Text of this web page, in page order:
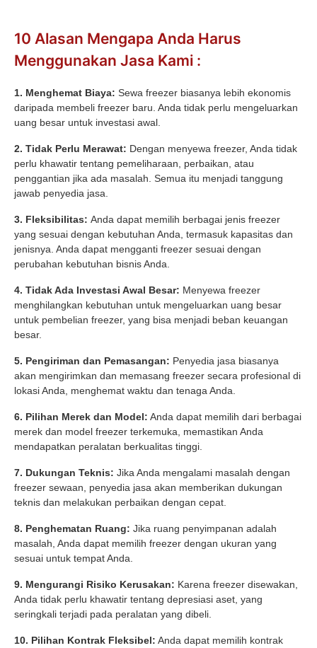
10 Alasan Mengapa Anda Harus
Menggunakan Jasa Kami :
1. Menghemat Biaya: Sewa freezer biasanya lebih ekonomis
daripada membeli freezer baru. Anda tidak perlu mengeluarkan
uang besar untuk investasi awal.
2. Tidak Perlu Merawat: Dengan menyewa freezer, Anda tidak
perlu khawatir tentang pemeliharaan, perbaikan, atau
penggantian jika ada masalah. Semua itu menjadi tanggung
jawab penyedia jasa.
3. Fleksibilitas: Anda dapat memilih berbagai jenis freezer
yang sesuai dengan kebutuhan Anda, termasuk kapasitas dan
jenisnya. Anda dapat mengganti freezer sesuai dengan
perubahan kebutuhan bisnis Anda.
4. Tidak Ada Investasi Awal Besar: Menyewa freezer
menghilangkan kebutuhan untuk mengeluarkan uang besar
untuk pembelian freezer, yang bisa menjadi beban keuangan
besar.
5. Pengiriman dan Pemasangan: Penyedia jasa biasanya
akan mengirimkan dan memasang freezer secara profesional di
lokasi Anda, menghemat waktu dan tenaga Anda.
6. Pilihan Merek dan Model: Anda dapat memilih dari berbagai
merek dan model freezer terkemuka, memastikan Anda
mendapatkan peralatan berkualitas tinggi.
7. Dukungan Teknis: Jika Anda mengalami masalah dengan
freezer sewaan, penyedia jasa akan memberikan dukungan
teknis dan melakukan perbaikan dengan cepat.
8. Penghematan Ruang: Jika ruang penyimpanan adalah
masalah, Anda dapat memilih freezer dengan ukuran yang
sesuai untuk tempat Anda.
9. Mengurangi Risiko Kerusakan: Karena freezer disewakan,
Anda tidak perlu khawatir tentang depresiasi aset, yang
seringkali terjadi pada peralatan yang dibeli.
10. Pilihan Kontrak Fleksibel: Anda dapat memilih kontrak